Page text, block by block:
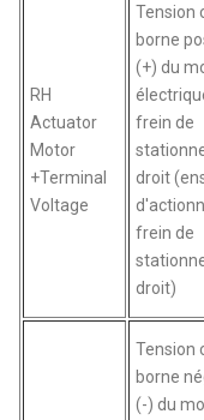
RH
Actuator
Motor
+Terminal
Voltage
Tension
borne
(+) du
frein de
droit
frein de
droit)
Tension
borne
(-) du